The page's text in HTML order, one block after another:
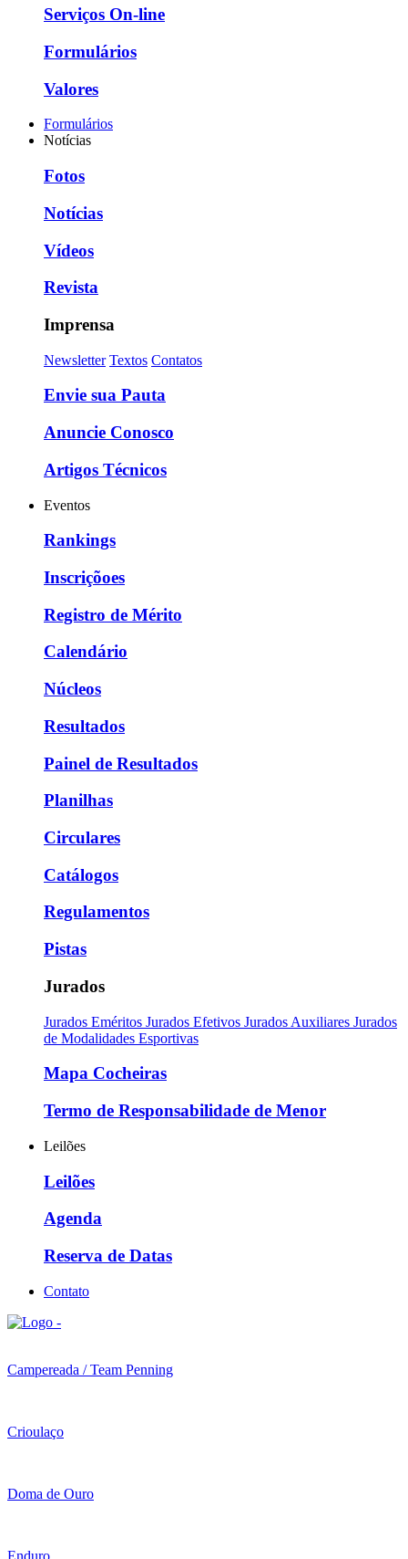
Serviços On-line
Formulários
Valores
Formulários
Notícias
Fotos
Notícias
Vídeos
Revista
Imprensa
Newsletter Textos Contatos
Envie sua Pauta
Anuncie Conosco
Artigos Técnicos
Eventos
Rankings
Inscriçõoes
Registro de Mérito
Calendário
Núcleos
Resultados
Painel de Resultados
Planilhas
Circulares
Catálogos
Regulamentos
Pistas
Jurados
Jurados Eméritos Jurados Efetivos Jurados Auxiliares Jurados
de Modalidades Esportivas
Mapa Cocheiras
Termo de Responsabilidade de Menor
Leilões
Leilões
Agenda
Reserva de Datas
Contato
Campereada / Team Penning
Crioulaço
Doma de Ouro
Enduro